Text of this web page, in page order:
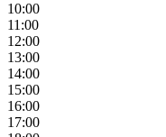
10:00
11:00
12:00
13:00
14:00
15:00
16:00
17:00